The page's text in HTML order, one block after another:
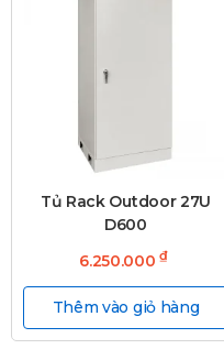
Tủ Rack Outdoor 27U
D600
6.250.000₫
Thêm vào giỏ hàng